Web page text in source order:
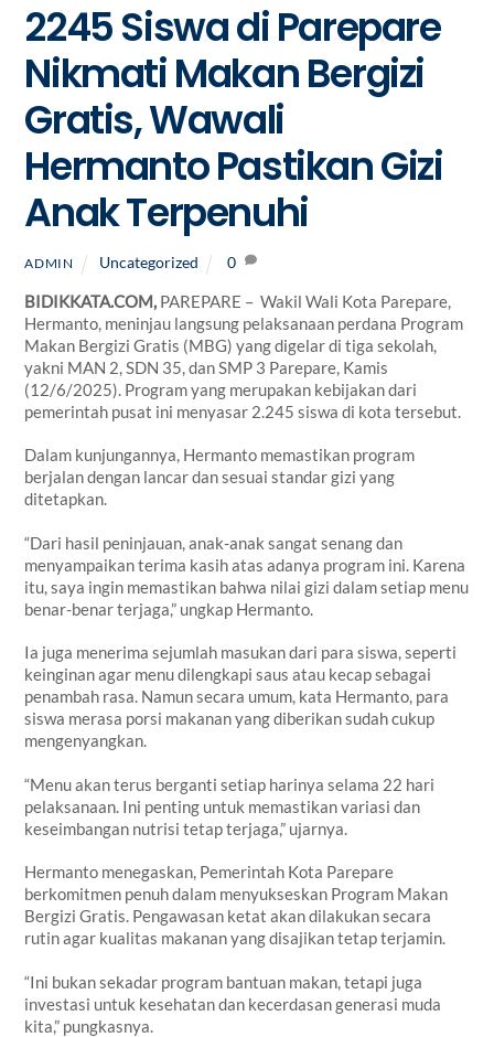
2245 Siswa di Parepare
Nikmati Makan Bergizi
Gratis, Wawali
Hermanto Pastikan Gizi
Anak Terpenuhi
ADMIN Uncategorized 0
BIDIKKATA.COM, PAREPARE – Wakil Wali Kota Parepare,
Hermanto, meninjau langsung pelaksanaan perdana Program
Makan Bergizi Gratis (MBG) yang digelar di tiga sekolah,
yakni MAN 2, SDN 35, dan SMP 3 Parepare, Kamis
(12/6/2025). Program yang merupakan kebijakan dari
pemerintah pusat ini menyasar 2.245 siswa di kota tersebut.
Dalam kunjungannya, Hermanto memastikan program
berjalan dengan lancar dan sesuai standar gizi yang
ditetapkan.
“Dari hasil peninjauan, anak-anak sangat senang dan
menyampaikan terima kasih atas adanya program ini. Karena
itu, saya ingin memastikan bahwa nilai gizi dalam setiap menu
benar-benar terjaga,” ungkap Hermanto.
Ia juga menerima sejumlah masukan dari para siswa, seperti
keinginan agar menu dilengkapi saus atau kecap sebagai
penambah rasa. Namun secara umum, kata Hermanto, para
siswa merasa porsi makanan yang diberikan sudah cukup
mengenyangkan.
“Menu akan terus berganti setiap harinya selama 22 hari
pelaksanaan. Ini penting untuk memastikan variasi dan
keseimbangan nutrisi tetap terjaga,” ujarnya.
Hermanto menegaskan, Pemerintah Kota Parepare
berkomitmen penuh dalam menyukseskan Program Makan
Bergizi Gratis. Pengawasan ketat akan dilakukan secara
rutin agar kualitas makanan yang disajikan tetap terjamin.
“Ini bukan sekadar program bantuan makan, tetapi juga
investasi untuk kesehatan dan kecerdasan generasi muda
kita,” pungkasnya.